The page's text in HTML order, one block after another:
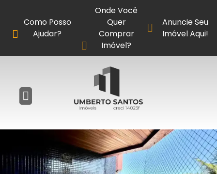
Anuncie Seu
Imóvel Aqui!
Como Posso
Ajudar?
Onde Você
Quer
Comprar
Imóvel?